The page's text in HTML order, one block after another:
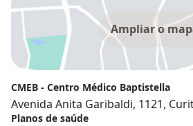
Ampliar o
CMEB - Centro Médico Baptistella
Avenida Anita Garibaldi, 1121,
Planos de saúde